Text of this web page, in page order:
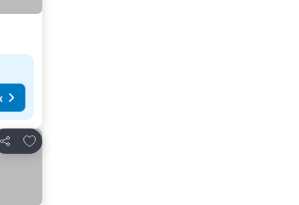
Partager
Ajouter à mes favoris